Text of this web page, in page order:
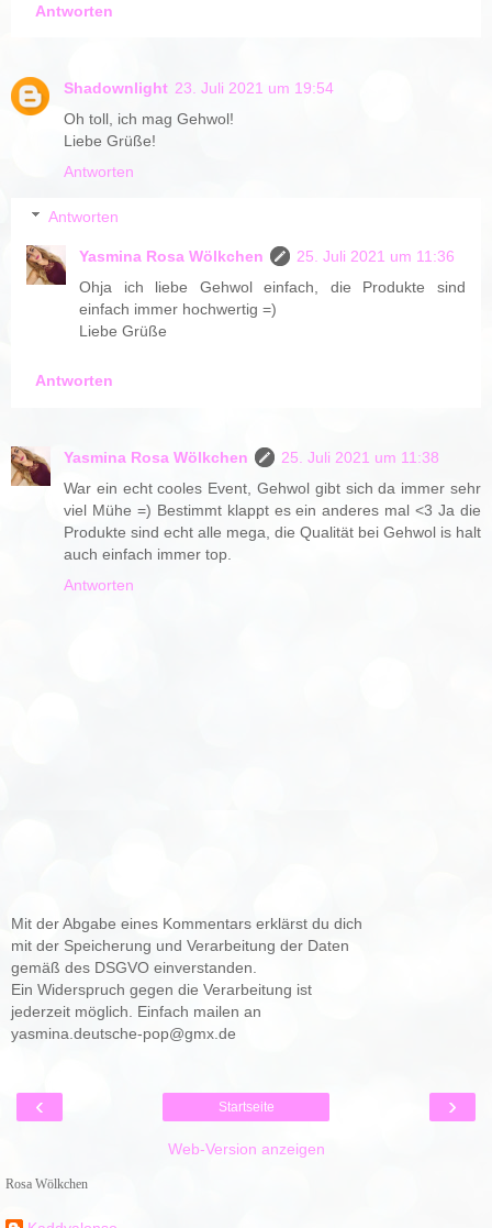
Antworten
Shadownlight 23. Juli 2021 um 19:54
Oh toll, ich mag Gehwol!
Liebe Grüße!
Antworten
Antworten
Yasmina Rosa Wölkchen
25. Juli 2021 um 11:36
Ohja ich liebe Gehwol einfach, die Produkte sind
einfach immer hochwertig =)
Liebe Grüße
Antworten
Yasmina Rosa Wölkchen
25. Juli 2021 um 11:38
War ein echt cooles Event, Gehwol gibt sich da immer sehr
viel Mühe =) Bestimmt klappt es ein anderes mal <3 Ja die
Produkte sind echt alle mega, die Qualität bei Gehwol is halt
auch einfach immer top.
Antworten
Mit der Abgabe eines Kommentars erklärst du dich
mit der Speicherung und Verarbeitung der Daten
gemäß des DSGVO einverstanden.
Ein Widerspruch gegen die Verarbeitung ist
jederzeit möglich. Einfach mailen an
yasmina.deutsche-pop@gmx.de
‹ ›
Startseite
Web-Version anzeigen
Rosa Wölkchen